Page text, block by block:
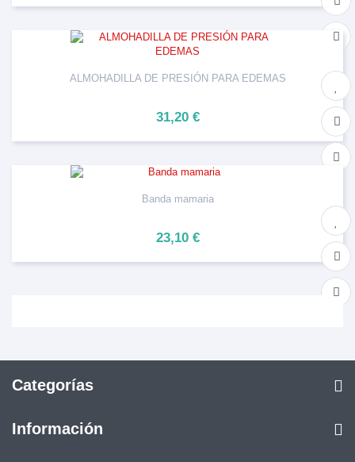
ALMOHADILLA DE PRESIÓN PARA EDEMAS
31,20 €
Banda mamaria
23,10 €
Categorías
Información